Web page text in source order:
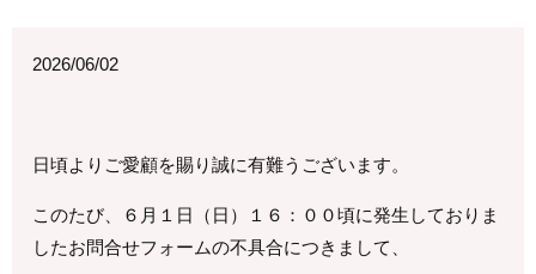
2026/06/02
日頃よりご愛顧を賜り誠に有難うございます。
このたび、６月１日（日）１６：００頃に発生しておりま
したお問合せフォームの不具合につきまして、